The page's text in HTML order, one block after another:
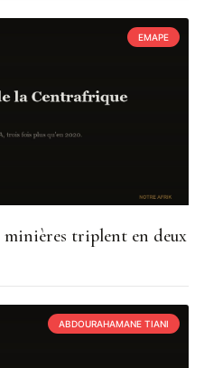
EMAPE
minières triplent en deux
ABDOURAHAMANE TIANI